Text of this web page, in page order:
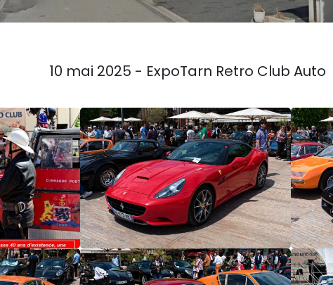
10 mai 2025 - ExpoTarn Retro Club Auto